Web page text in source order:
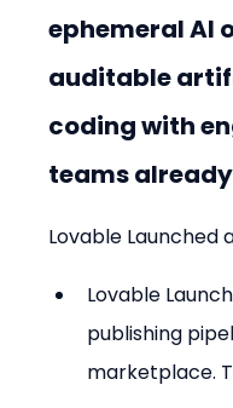
ephemeral AI
auditable
coding with
teams
Lovable Launched
Lovable
publishing
marketplace.